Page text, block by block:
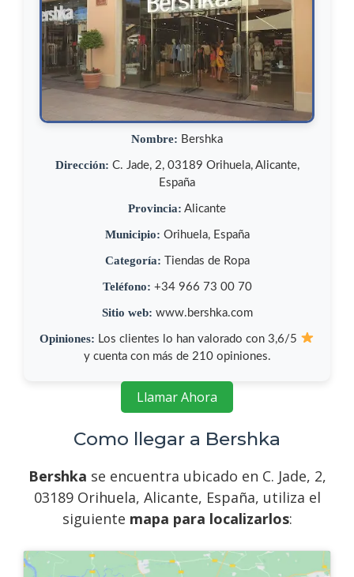
Nombre: Bershka
Dirección: C. Jade, 2, 03189 Orihuela, Alicante,
España
Provincia: Alicante
Municipio: Orihuela, España
Categoría: Tiendas de Ropa
Teléfono: +34 966 73 00 70
Sitio web: www.bershka.com
Opiniones: Los clientes lo han valorado con 3,6/5
y cuenta con más de 210 opiniones.
Llamar Ahora
Como llegar a Bershka
Bershka se encuentra ubicado en C. Jade, 2,
03189 Orihuela, Alicante, España, utiliza el
siguiente mapa para localizarlos: